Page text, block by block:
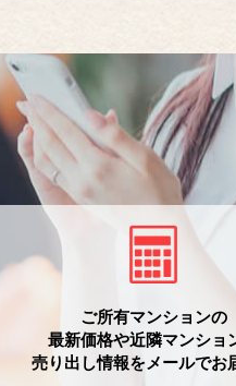
ご所有マンションの
最新価格や近隣マンショ
売り出し情報をメールでお